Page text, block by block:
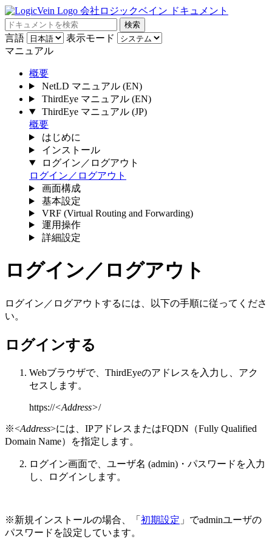
会社ロジックベイン ドキュメント
検索
言語
表示モード
マニュアル
概要
NetLD マニュアル (EN)
ThirdEye マニュアル (EN)
ThirdEye マニュアル (JP)
概要
はじめに
インストール
ログイン／ログアウト
ログイン／ログアウト
画面構成
基本設定
VRF (Virtual Routing and Forwarding)
運用操作
詳細設定
ログイン／ログアウト
ログイン／ログアウトするには、以下の手順に従ってくださ
い。
ログインする
Webブラウザで、ThirdEyeのアドレスを入力し、アク
セスします。
https://<Address>/
※<Address>には、IPアドレスまたはFQDN（Fully Qualified
Domain Name）を指定します。
ログイン画面で、ユーザ名 (admin)・パスワードを入力
し、ログインします。
※新規インストールの場合、「 初期設定 」でadminユーザの
パスワードを設定しています。